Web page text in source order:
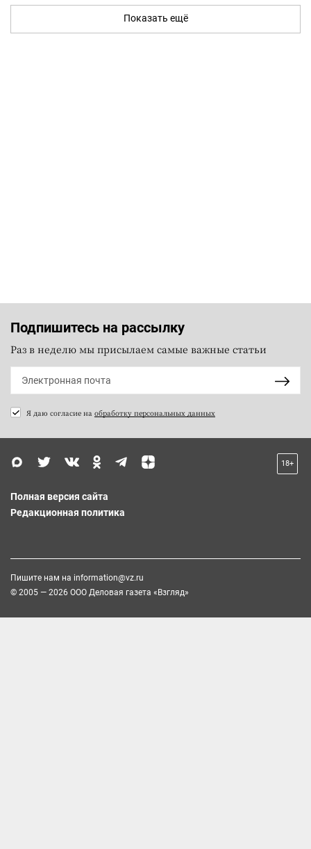
Показать ещё
Подпишитесь на рассылку
Раз в неделю мы присылаем самые важные статьи
Я даю согласие на обработку персональных данных
18+
Полная версия сайта
Редакционная политика
Пишите нам на information@vz.ru
© 2005 — 2026 ООО Деловая газета «Взгляд»